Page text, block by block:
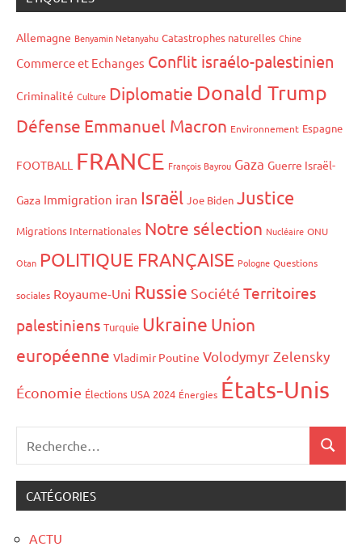
Allemagne Benyamin Netanyahu Catastrophes naturelles Chine
Commerce et Echanges Conflit israélo-palestinien
Criminalité Culture Diplomatie Donald Trump
Défense Emmanuel Macron Environnement Espagne
FOOTBALL FRANCE François Bayrou Gaza Guerre Israël-
Gaza Immigration iran Israël Joe Biden Justice
Migrations Internationales Notre sélection Nucléaire ONU
Otan POLITIQUE FRANÇAISE Pologne Questions
sociales Royaume-Uni Russie Société Territoires
palestiniens Turquie Ukraine Union
européenne Vladimir Poutine Volodymyr Zelensky
Économie Élections USA 2024 Énergies États-Unis
CATÉGORIES
ACTU